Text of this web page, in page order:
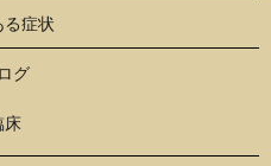
る症状
グ
床